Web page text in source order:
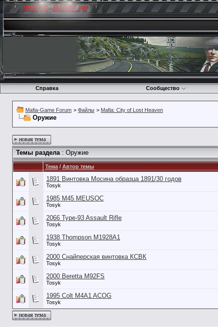
Справка Сообщество
Mafia-Game Forum > Файлы > Mafia: City of Lost Heaven
Оружие
новая тема
Темы раздела: Оружие
Тема/Автор темы
1891 Винтовка Мосина образца 1891/30 годов
Tosyk
1985 M45 MEUSOC
Tosyk
2066 Type-93 Assault Rifle
Tosyk
1938 Thompson M1928A1
Tosyk
2000 Снайперская винтовка КСВК
Tosyk
2000 Beretta M92FS
Tosyk
1995 Colt M4A1 ACOG
Tosyk
новая тема